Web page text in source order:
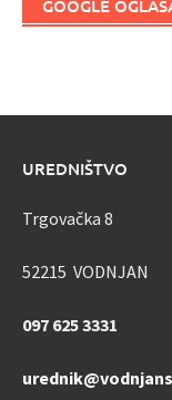
GOOGLE
UREDNIŠTVO
Trgovačka 8
52215 VODNJAN
097 625 3331